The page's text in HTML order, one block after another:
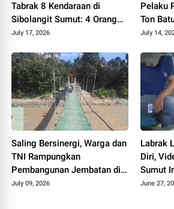
Tabrak 8 Kendaraan di
Sibolangit Sumut: 4 Orang
Tewas, 8 Terluka
July 17, 2026
Pelaku
Ton
July 14,
Saling Bersinergi, Warga dan
TNI Rampungkan
Pembangunan Jembatan di
Palembayan Agam
July 09, 2026
Labrak
Diri,
Sumut
June 27,